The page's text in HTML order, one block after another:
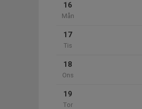
16
Mån
17
Tis
18
Ons
19
Tor